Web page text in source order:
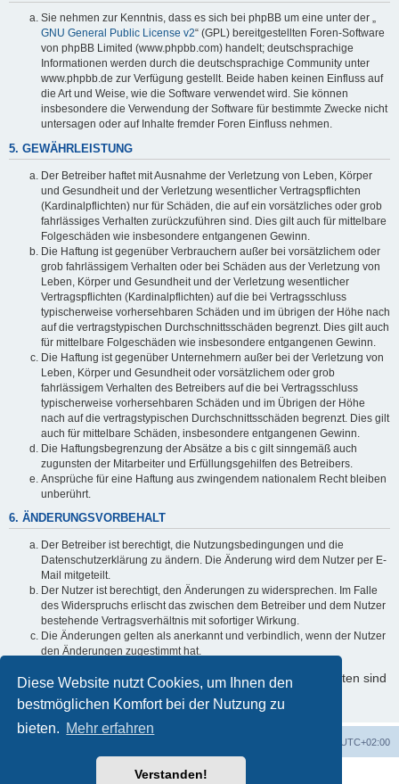
Diese Website nutzt Cookies, um Ihnen den
bestmöglichen Komfort bei der Nutzung zu
bieten. Mehr erfahren
Verstanden!
Sie nehmen zur Kenntnis, dass es sich bei phpBB um eine unter der „
GNU General Public License v2“ (GPL) bereitgestellten Foren-Software
von phpBB Limited (www.phpbb.com) handelt; deutschsprachige
Informationen werden durch die deutschsprachige Community unter
www.phpbb.de zur Verfügung gestellt. Beide haben keinen Einfluss auf
die Art und Weise, wie die Software verwendet wird. Sie können
insbesondere die Verwendung der Software für bestimmte Zwecke nicht
untersagen oder auf Inhalte fremder Foren Einfluss nehmen.
5. GEWÄHRLEISTUNG
Der Betreiber haftet mit Ausnahme der Verletzung von Leben, Körper
und Gesundheit und der Verletzung wesentlicher Vertragspflichten
(Kardinalpflichten) nur für Schäden, die auf ein vorsätzliches oder grob
fahrlässiges Verhalten zurückzuführen sind. Dies gilt auch für mittelbare
Folgeschäden wie insbesondere entgangenen Gewinn.
Die Haftung ist gegenüber Verbrauchern außer bei vorsätzlichem oder
grob fahrlässigem Verhalten oder bei Schäden aus der Verletzung von
Leben, Körper und Gesundheit und der Verletzung wesentlicher
Vertragspflichten (Kardinalpflichten) auf die bei Vertragsschluss
typischerweise vorhersehbaren Schäden und im übrigen der Höhe nach
auf die vertragstypischen Durchschnittsschäden begrenzt. Dies gilt auch
für mittelbare Folgeschäden wie insbesondere entgangenen Gewinn.
Die Haftung ist gegenüber Unternehmern außer bei der Verletzung von
Leben, Körper und Gesundheit oder vorsätzlichem oder grob
fahrlässigem Verhalten des Betreibers auf die bei Vertragsschluss
typischerweise vorhersehbaren Schäden und im Übrigen der Höhe
nach auf die vertragstypischen Durchschnittsschäden begrenzt. Dies gilt
auch für mittelbare Schäden, insbesondere entgangenen Gewinn.
Die Haftungsbegrenzung der Absätze a bis c gilt sinngemäß auch
zugunsten der Mitarbeiter und Erfüllungsgehilfen des Betreibers.
Ansprüche für eine Haftung aus zwingendem nationalem Recht bleiben
unberührt.
6. ÄNDERUNGSVORBEHALT
Der Betreiber ist berechtigt, die Nutzungsbedingungen und die
Datenschutzerklärung zu ändern. Die Änderung wird dem Nutzer per E-
Mail mitgeteilt.
Der Nutzer ist berechtigt, den Änderungen zu widersprechen. Im Falle
des Widerspruchs erlischt das zwischen dem Betreiber und dem Nutzer
bestehende Vertragsverhältnis mit sofortiger Wirkung.
Die Änderungen gelten als anerkannt und verbindlich, wenn der Nutzer
den Änderungen zugestimmt hat.
Informationen über den Umgang mit Ihren persönlichen Daten sind
in der Datenschutzerklärung enthalten.
UTC+02:00
Powered byphpBB® Forum Software © phpBB Limited